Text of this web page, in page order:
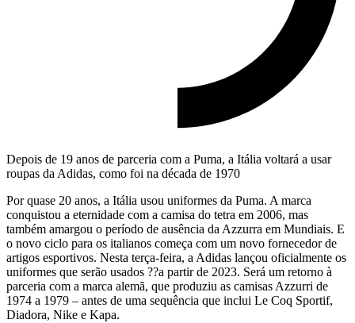
Depois de 19 anos de parceria com a Puma, a Itália voltará a usar
roupas da Adidas, como foi na década de 1970
Por quase 20 anos, a Itália usou uniformes da Puma. A marca
conquistou a eternidade com a camisa do tetra em 2006, mas
também amargou o período de ausência da Azzurra em Mundiais. E
o novo ciclo para os italianos começa com um novo fornecedor de
artigos esportivos. Nesta terça-feira, a Adidas lançou oficialmente os
uniformes que serão usados ??a partir de 2023. Será um retorno à
parceria com a marca alemã, que produziu as camisas Azzurri de
1974 a 1979 – antes de uma sequência que inclui Le Coq Sportif,
Diadora, Nike e Kapa.